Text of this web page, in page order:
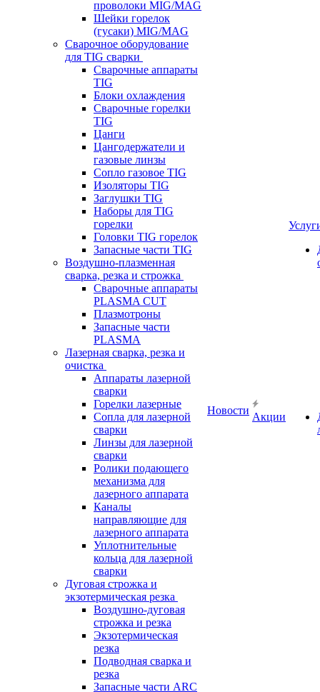
проволоки MIG/MAG
Шейки горелок
(гусаки) MIG/MAG
Сварочное оборудование
для TIG сварки
Сварочные аппараты
TIG
Блоки охлаждения
Сварочные горелки
TIG
Цанги
Цангодержатели и
газовые линзы
Сопло газовое TIG
Изоляторы TIG
Заглушки TIG
Наборы для TIG
горелки
Головки TIG горелок
Запасные части TIG
Воздушно-плазменная
сварка, резка и строжка
Сварочные аппараты
PLASMA CUT
Плазмотроны
Запасные части
PLASMA
Лазерная сварка, резка и
очистка
Аппараты лазерной
сварки
Горелки лазерные
Сопла для лазерной
сварки
Линзы для лазерной
сварки
Ролики подающего
механизма для
лазерного аппарата
Каналы
направляющие для
лазерного аппарата
Уплотнительные
кольца для лазерной
сварки
Дуговая строжка и
экзотермическая резка
Воздушно-дуговая
строжка и резка
Экзотермическая
резка
Подводная сварка и
резка
Запасные части ARC
Новости
Акции